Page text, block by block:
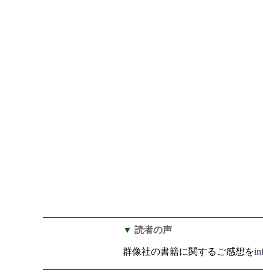
▼ 読者の声
群像社の書籍に関するご感想を